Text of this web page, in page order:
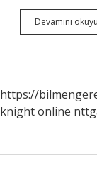
Devamını
https://
knight online